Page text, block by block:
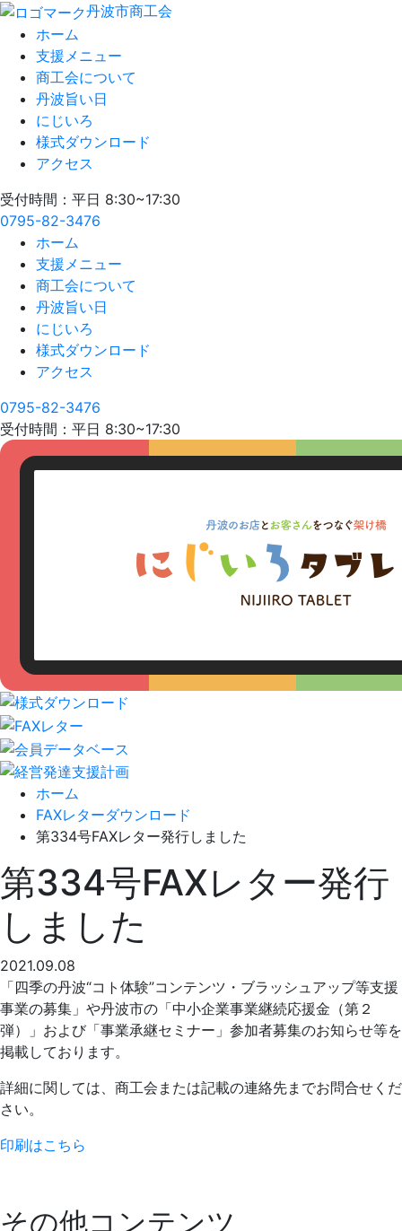
丹波市商工会
ホーム
支援メニュー
商工会について
丹波旨い日
にじいろ
様式ダウンロード
アクセス
受付時間：平日 8:30~17:30
0795-82-3476
ホーム
支援メニュー
商工会について
丹波旨い日
にじいろ
様式ダウンロード
アクセス
0795-82-3476
受付時間：平日 8:30~17:30
ホーム
FAXレターダウンロード
第334号FAXレター発行しました
第334号FAXレター発行
しました
2021.09.08
「四季の丹波“コト体験”コンテンツ・ブラッシュアップ等支援
事業の募集」や丹波市の「中小企業事業継続応援金（第２
弾）」および「事業承継セミナー」参加者募集のお知らせ等を
掲載しております。
詳細に関しては、商工会または記載の連絡先までお問合せくだ
さい。
印刷はこちら
その他コンテンツ